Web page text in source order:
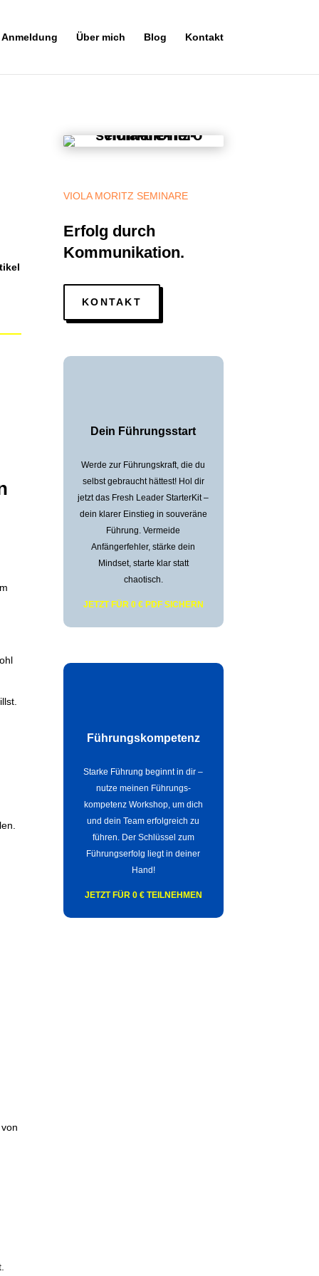
Über mich Blog Kontakt
VIOLA MORITZ SEMINARE
Erfolg durch
Kommunikation.
KONTAKT
Dein Führungsstart
Werde zur Führungskraft, die du
selbst gebraucht hättest! Hol dir
jetzt das Fresh Leader StarterKit –
dein klarer Einstieg in souveräne
Führung. Vermeide
Anfängerfehler, stärke dein
Mindset, starte klar statt
chaotisch.
JETZT FÜR 0 € PDF SICHERN
Führungskompetenz
Starke Führung beginnt in dir –
nutze meinen Führungs-
kompetenz Workshop, um dich
und dein Team erfolgreich zu
führen. Der Schlüssel zum
Führungserfolg liegt in deiner
Hand!
JETZT FÜR 0 € TEILNEHMEN